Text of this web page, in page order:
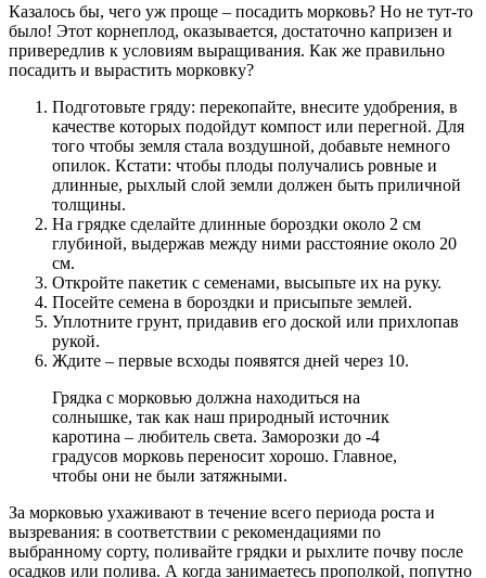
Казалось бы, чего уж проще – посадить морковь? Но не тут-то
было! Этот корнеплод, оказывается, достаточно капризен и
привередлив к условиям выращивания. Как же правильно
посадить и вырастить морковку?
Подготовьте гряду: перекопайте, внесите удобрения, в
качестве которых подойдут компост или перегной. Для
того чтобы земля стала воздушной, добавьте немного
опилок. Кстати: чтобы плоды получались ровные и
длинные, рыхлый слой земли должен быть приличной
толщины.
На грядке сделайте длинные бороздки около 2 см
глубиной, выдержав между ними расстояние около 20
см.
Откройте пакетик с семенами, высыпьте их на руку.
Посейте семена в бороздки и присыпьте землей.
Уплотните грунт, придавив его доской или прихлопав
рукой.
Ждите – первые всходы появятся дней через 10.
Грядка с морковью должна находиться на
солнышке, так как наш природный источник
каротина – любитель света. Заморозки до -4
градусов морковь переносит хорошо. Главное,
чтобы они не были затяжными.
За морковью ухаживают в течение всего периода роста и
вызревания: в соответствии с рекомендациями по
выбранному сорту, поливайте грядки и рыхлите почву после
осадков или полива. А когда занимаетесь прополкой, попутно